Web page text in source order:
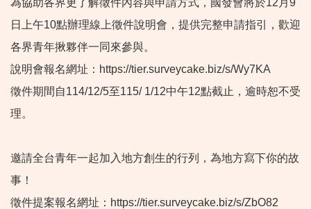
日上午10點辦理線上徵件說明會，提供完整申請指引，歡迎
各界青年揪夥伴一同來參與。
說明會報名網址：https://tier.surveycake.biz/s/Wy7KA
徵件期間自114/12/5至115/ 1/12中午12點截止，逾時恕不受
理。
邀請全台青年一起加入地方創生的行列，為地方寫下你的故
事！
徵件提案報名網址：https://tier.surveycake.biz/s/ZbO82